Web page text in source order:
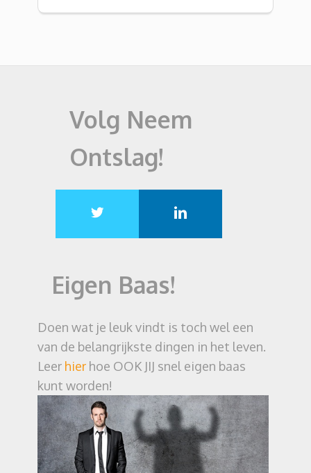
Volg Neem
Ontslag!
Eigen Baas!
Doen wat je leuk vindt is toch wel een
van de belangrijkste dingen in het leven.
Leer hier hoe OOK JIJ snel eigen baas
kunt worden!